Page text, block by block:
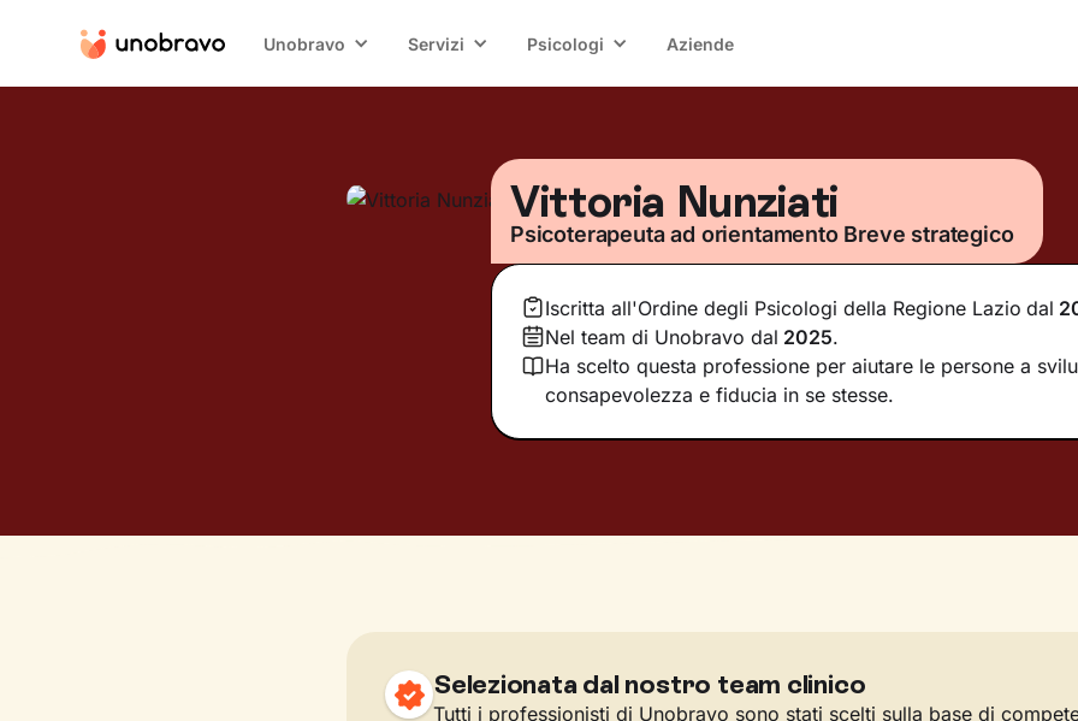
Unobravo Servizi Psicologi Aziende
Vittoria Nunziati
Psicoterapeuta ad orientamento Breve strategico
Iscritta all'Ordine degli Psicologi della Regione Lazio dal
Nel team di Unobravo dal 2025.
Ha scelto questa professione per aiutare le persone a
consapevolezza e fiducia in se stesse.
Selezionata dal nostro team clinico
Tutti i professionisti di Unobravo sono stati scelti sulla base di